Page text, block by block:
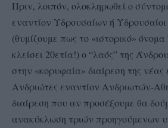
Πριν, λοιπόν, ολοκληρωθεί ο
εναντίον Υδρουσαίων ή
(θυμίζουμε πως το «ιστορικό»
κλείσει 20ετία!) ο “λαός” της
στην «κορυφαία» διαίρεση της
Ανδριώτες εναντίον Ανδριωτών-
διαίρεση που αν προσέξουμε θα
ανακύκλωση τριών προηγούμενων